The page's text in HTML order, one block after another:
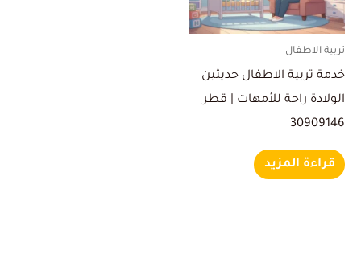
تربية الاطفال
خدمة تربية الاطفال حديثين
الولادة راحة للأمهات | قطر
30909146
قراءة المزيد